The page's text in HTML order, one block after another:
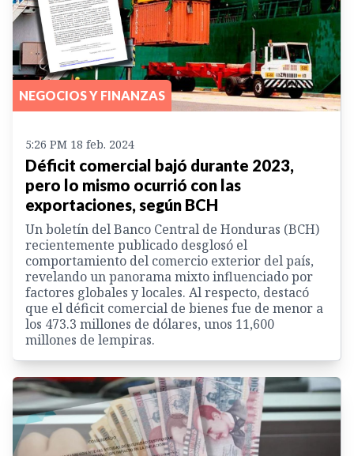
NEGOCIOS Y FINANZAS
5:26 PM 18 feb. 2024
Déficit comercial bajó durante 2023,
pero lo mismo ocurrió con las
exportaciones, según BCH
Un boletín del Banco Central de Honduras (BCH)
recientemente publicado desglosó el
comportamiento del comercio exterior del país,
revelando un panorama mixto influenciado por
factores globales y locales. Al respecto, destacó
que el déficit comercial de bienes fue de menor a
los 473.3 millones de dólares, unos 11,600
millones de lempiras.